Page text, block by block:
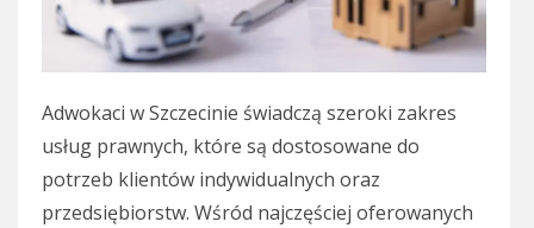
Adwokaci w Szczecinie świadczą szeroki zakres
usług prawnych, które są dostosowane do
potrzeb klientów indywidualnych oraz
przedsiębiorstw. Wśród najczęściej oferowanych